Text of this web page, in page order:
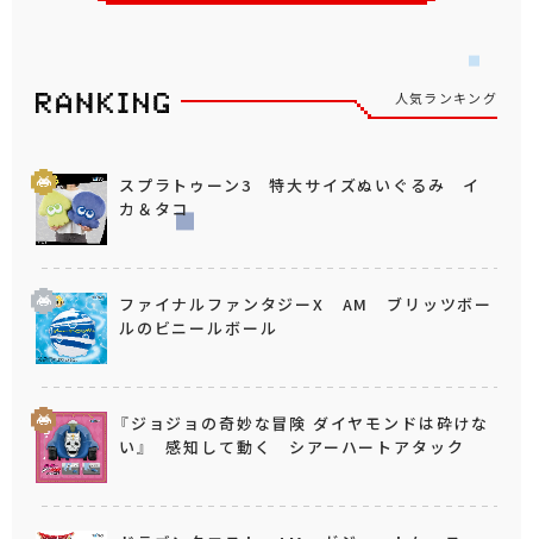
人気ランキング
スプラトゥーン3 特大サイズぬいぐるみ イ
カ＆タコ
ファイナルファンタジーX AM ブリッツボー
ルのビニールボール
『ジョジョの奇妙な冒険 ダイヤモンドは砕けな
い』 感知して動く シアーハートアタック